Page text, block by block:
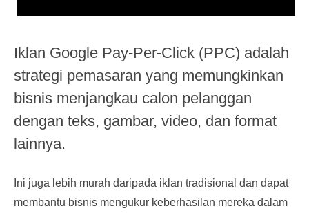
Iklan Google Pay-Per-Click (PPC) adalah
strategi pemasaran yang memungkinkan
bisnis menjangkau calon pelanggan
dengan teks, gambar, video, dan format
lainnya.
Ini juga lebih murah daripada iklan tradisional dan dapat
membantu bisnis mengukur keberhasilan mereka dalam